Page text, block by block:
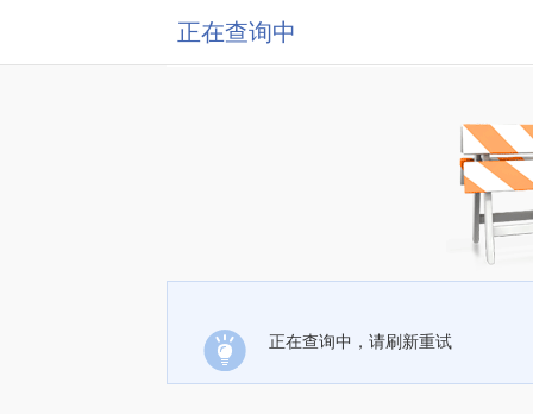
正在查询中
正在查询中，请刷新重试